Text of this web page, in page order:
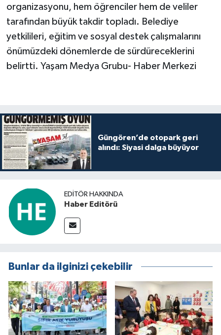
organizasyonu, hem öğrenciler hem de veliler
tarafından büyük takdir topladı. Belediye
yetkilileri, eğitim ve sosyal destek çalışmalarını
önümüzdeki dönemlerde de sürdüreceklerini
belirtti. Yaşam Medya Grubu- Haber Merkezi
Güngören’de otopark geri
alındı: Siyasi dalga büyüyor
EDITÖR HAKKINDA
Haber Editörü
Bunlar da ilginizi çekebilir